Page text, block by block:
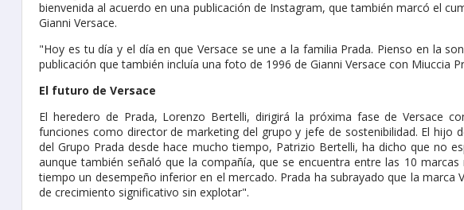
bienvenida al acuerdo en una publicación de Instagram, que también marcó el
Gianni Versace.
"Hoy es tu día y el día en que Versace se une a la familia Prada. Pienso en la
publicación que también incluía una foto de 1996 de Gianni Versace con Miuccia
El futuro de Versace
El heredero de Prada, Lorenzo Bertelli, dirigirá la próxima fase de Versace
funciones como director de marketing del grupo y jefe de sostenibilidad. El hijo
del Grupo Prada desde hace mucho tiempo, Patrizio Bertelli, ha dicho que no
aunque también señaló que la compañía, que se encuentra entre las 10
tiempo un desempeño inferior en el mercado. Prada ha subrayado que la marca
de crecimiento significativo sin explotar".